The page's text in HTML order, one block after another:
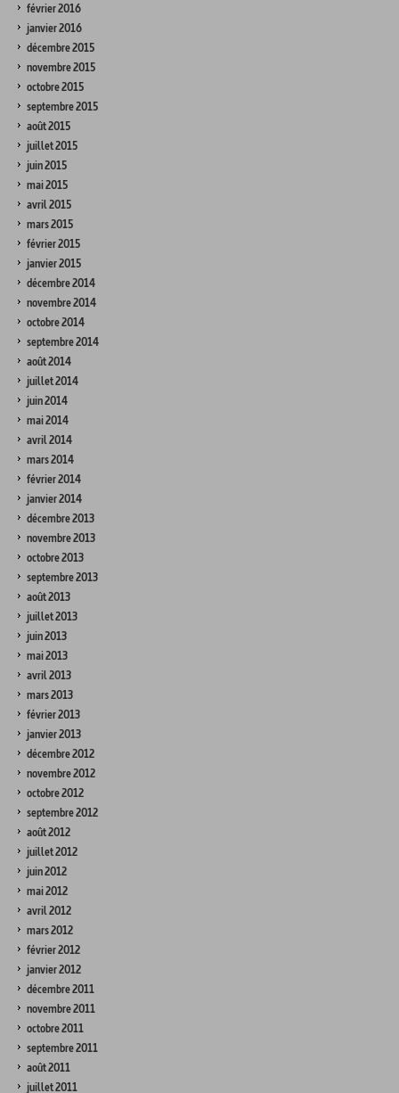
février 2016
janvier 2016
décembre 2015
novembre 2015
octobre 2015
septembre 2015
août 2015
juillet 2015
juin 2015
mai 2015
avril 2015
mars 2015
février 2015
janvier 2015
décembre 2014
novembre 2014
octobre 2014
septembre 2014
août 2014
juillet 2014
juin 2014
mai 2014
avril 2014
mars 2014
février 2014
janvier 2014
décembre 2013
novembre 2013
octobre 2013
septembre 2013
août 2013
juillet 2013
juin 2013
mai 2013
avril 2013
mars 2013
février 2013
janvier 2013
décembre 2012
novembre 2012
octobre 2012
septembre 2012
août 2012
juillet 2012
juin 2012
mai 2012
avril 2012
mars 2012
février 2012
janvier 2012
décembre 2011
novembre 2011
octobre 2011
septembre 2011
août 2011
juillet 2011